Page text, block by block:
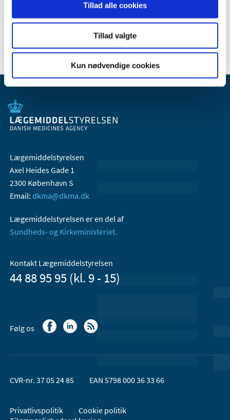
Tillad alle cookies
Tillad valgte
Kun nødvendige cookies
Lægemiddelstyrelsen
Axel Heides Gade 1
2300 København S
Email: dkma@dkma.dk
Lægemiddelstyrelsen er en del af
Sundheds- og Kirkeministeriet.
Kontakt Lægemiddelstyrelsen
44 88 95 95 (kl. 9 - 15)
Følg os
CVR-nr. 37 05 24 85 EAN 5798 000 36 33 66
Privatlivspolitik
Cookie politik